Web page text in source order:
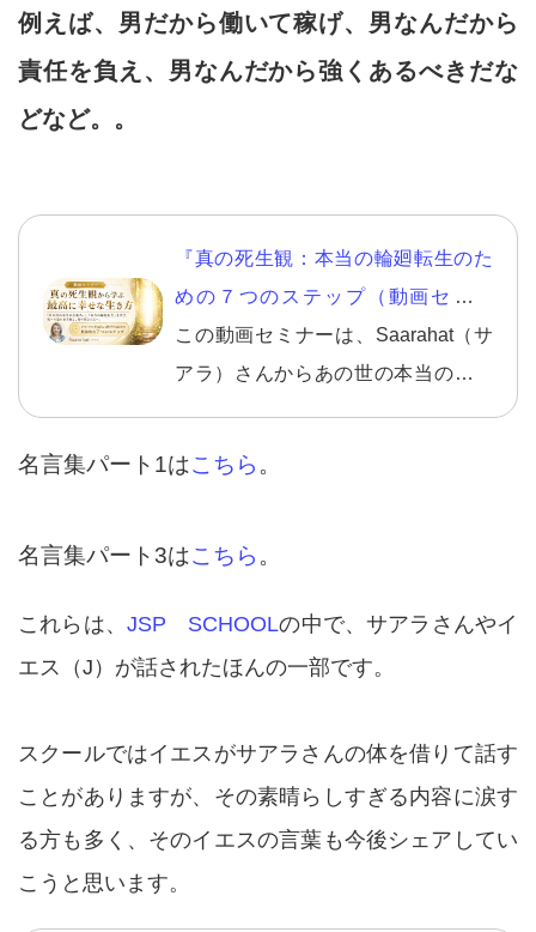
例えば、男だから働いて稼げ、男なんだから
責任を負え、男なんだから強くあるべきだな
どなど。。
『真の死生観：本当の輪廻転生のた
めの７つのステップ（動画セミナ
ー）』
この動画セミナーは、Saarahat（サ
アラ）さんからあの世の本当の仕組
の仕組みを知り、肉体を去った後、
の具体的な7つのステップが学べるセ
ミナーです。
名言集パート1はこちら 。
名言集パート3はこちら 。
これらは、 JSP SCHOOLの中で、サアラさんやイ
エス（J）が話されたほんの一部です。
スクールではイエスがサアラさんの体を借りて話す
ことがありますが、その素晴らしすぎる内容に涙す
る方も多く、そのイエスの言葉も今後シェアしてい
こうと思います。